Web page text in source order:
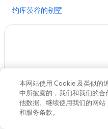
约库茨谷的别墅
巨杉马里波萨林附近的酒店
洛奇普游客中心附近的酒店
红杉和国王峡谷国家公园附近
谢尔曼将军树附近的酒店
科塞戈尔德的酒店
本网站使用 Cookie 及类似的
中所披露的，我们和我们的
他数据。继续使用我们的网
和服务条款。